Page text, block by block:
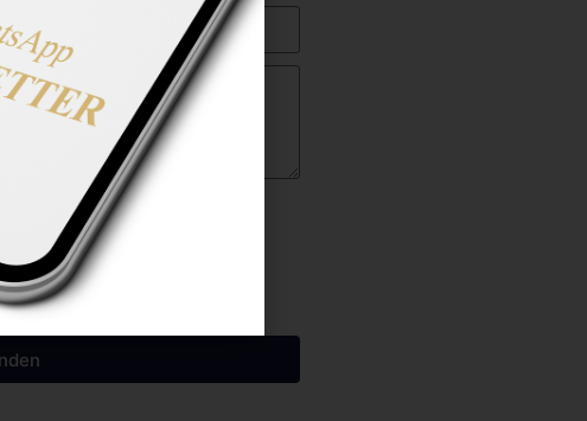
gelesen zu haben